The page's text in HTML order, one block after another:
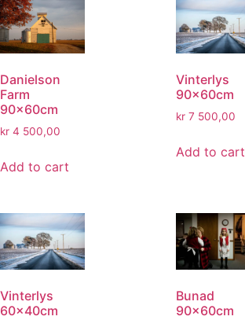
Danielson
Farm
90x60cm
kr 4 500,00
Add to cart
Vinterlys
90x60cm
kr 7 500,00
Add to cart
Vinterlys
60x40cm
Bunad
90x60cm